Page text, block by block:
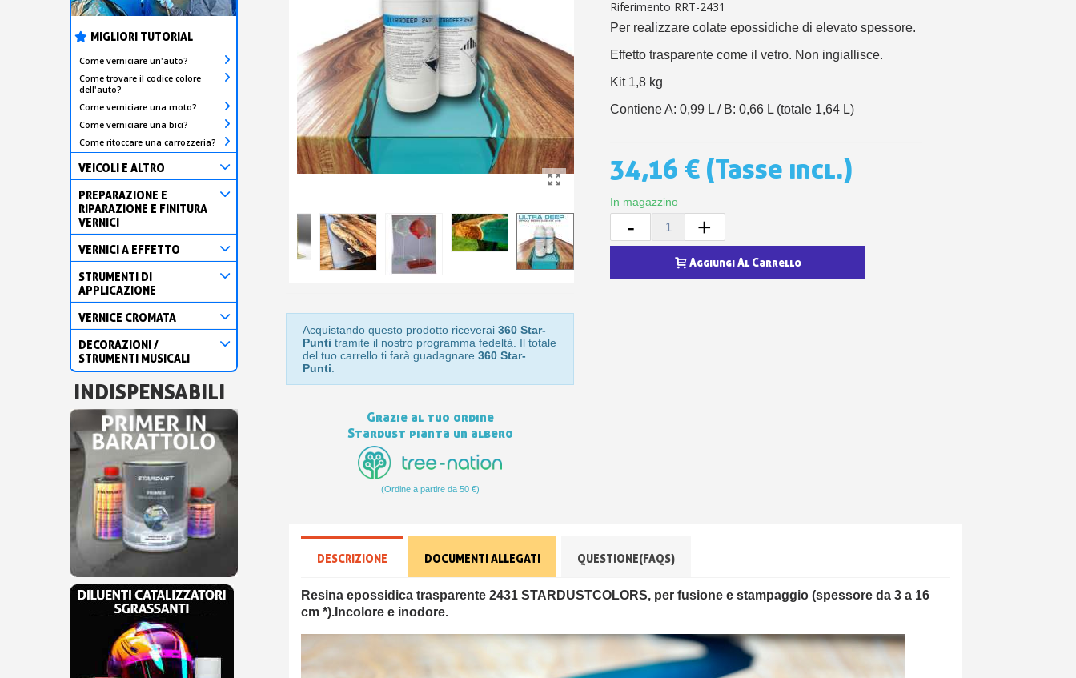
10€ di buono shopping per ogni referral
Iscriviti alla newsletter: 5€ di sconto
MIGLIORI TUTORIAL
Come verniciare un'auto?
Come trovare il codice colore
dell'auto?
Come verniciare una moto?
Come verniciare una bici?
Come ritoccare una carrozzeria?
VEICOLI E ALTRO
PREPARAZIONE E
RIPARAZIONE E FINITURA
VERNICI
VERNICI A EFFETTO
STRUMENTI DI
APPLICAZIONE
VERNICE CROMATA
DECORAZIONI /
STRUMENTI MUSICALI
INDISPENSABILI
Acquistando questo prodotto riceverai 360 Star-
Punti tramite il nostro programma fedeltà. Il totale
del tuo carrello ti farà guadagnare 360 Star-
Punti.
Grazie al tuo ordine
Stardust pianta un albero
(Ordine a partire da 50 €)
Riferimento RRT-2431
Per realizzare colate epossidiche di elevato spessore.
Effetto trasparente come il vetro. Non ingiallisce.
Kit 1,8 kg
Contiene A: 0,99 L / B: 0,66 L (totale 1,64 L)
34,16 € (Tasse incl.)
In magazzino
- +
Aggiungi Al Carrello
DESCRIZIONE DOCUMENTI ALLEGATI QUESTIONE(FAQS)
Resina epossidica trasparente 2431 STARDUSTCOLORS, per fusione e stampaggio (spessore da 3 a 16
cm *). Incolore e inodore.